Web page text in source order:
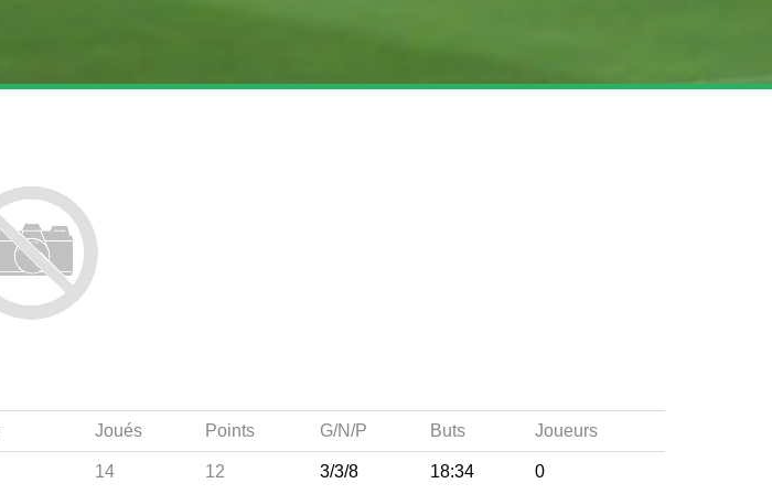
Joués Points G/N/P Buts Joueurs
14 12 3/3/8 18:34 0